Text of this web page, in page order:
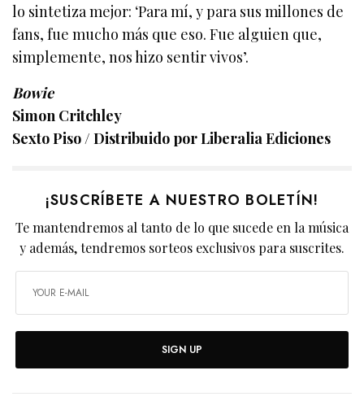
lo sintetiza mejor: ‘Para mí, y para sus millones de
fans, fue mucho más que eso. Fue alguien que,
simplemente, nos hizo sentir vivos’.
Bowie
Simon Critchley
Sexto Piso / Distribuido por Liberalia Ediciones
¡SUSCRÍBETE A NUESTRO BOLETÍN!
Te mantendremos al tanto de lo que sucede en la música
y además, tendremos sorteos exclusivos para suscrites.
SIGN UP